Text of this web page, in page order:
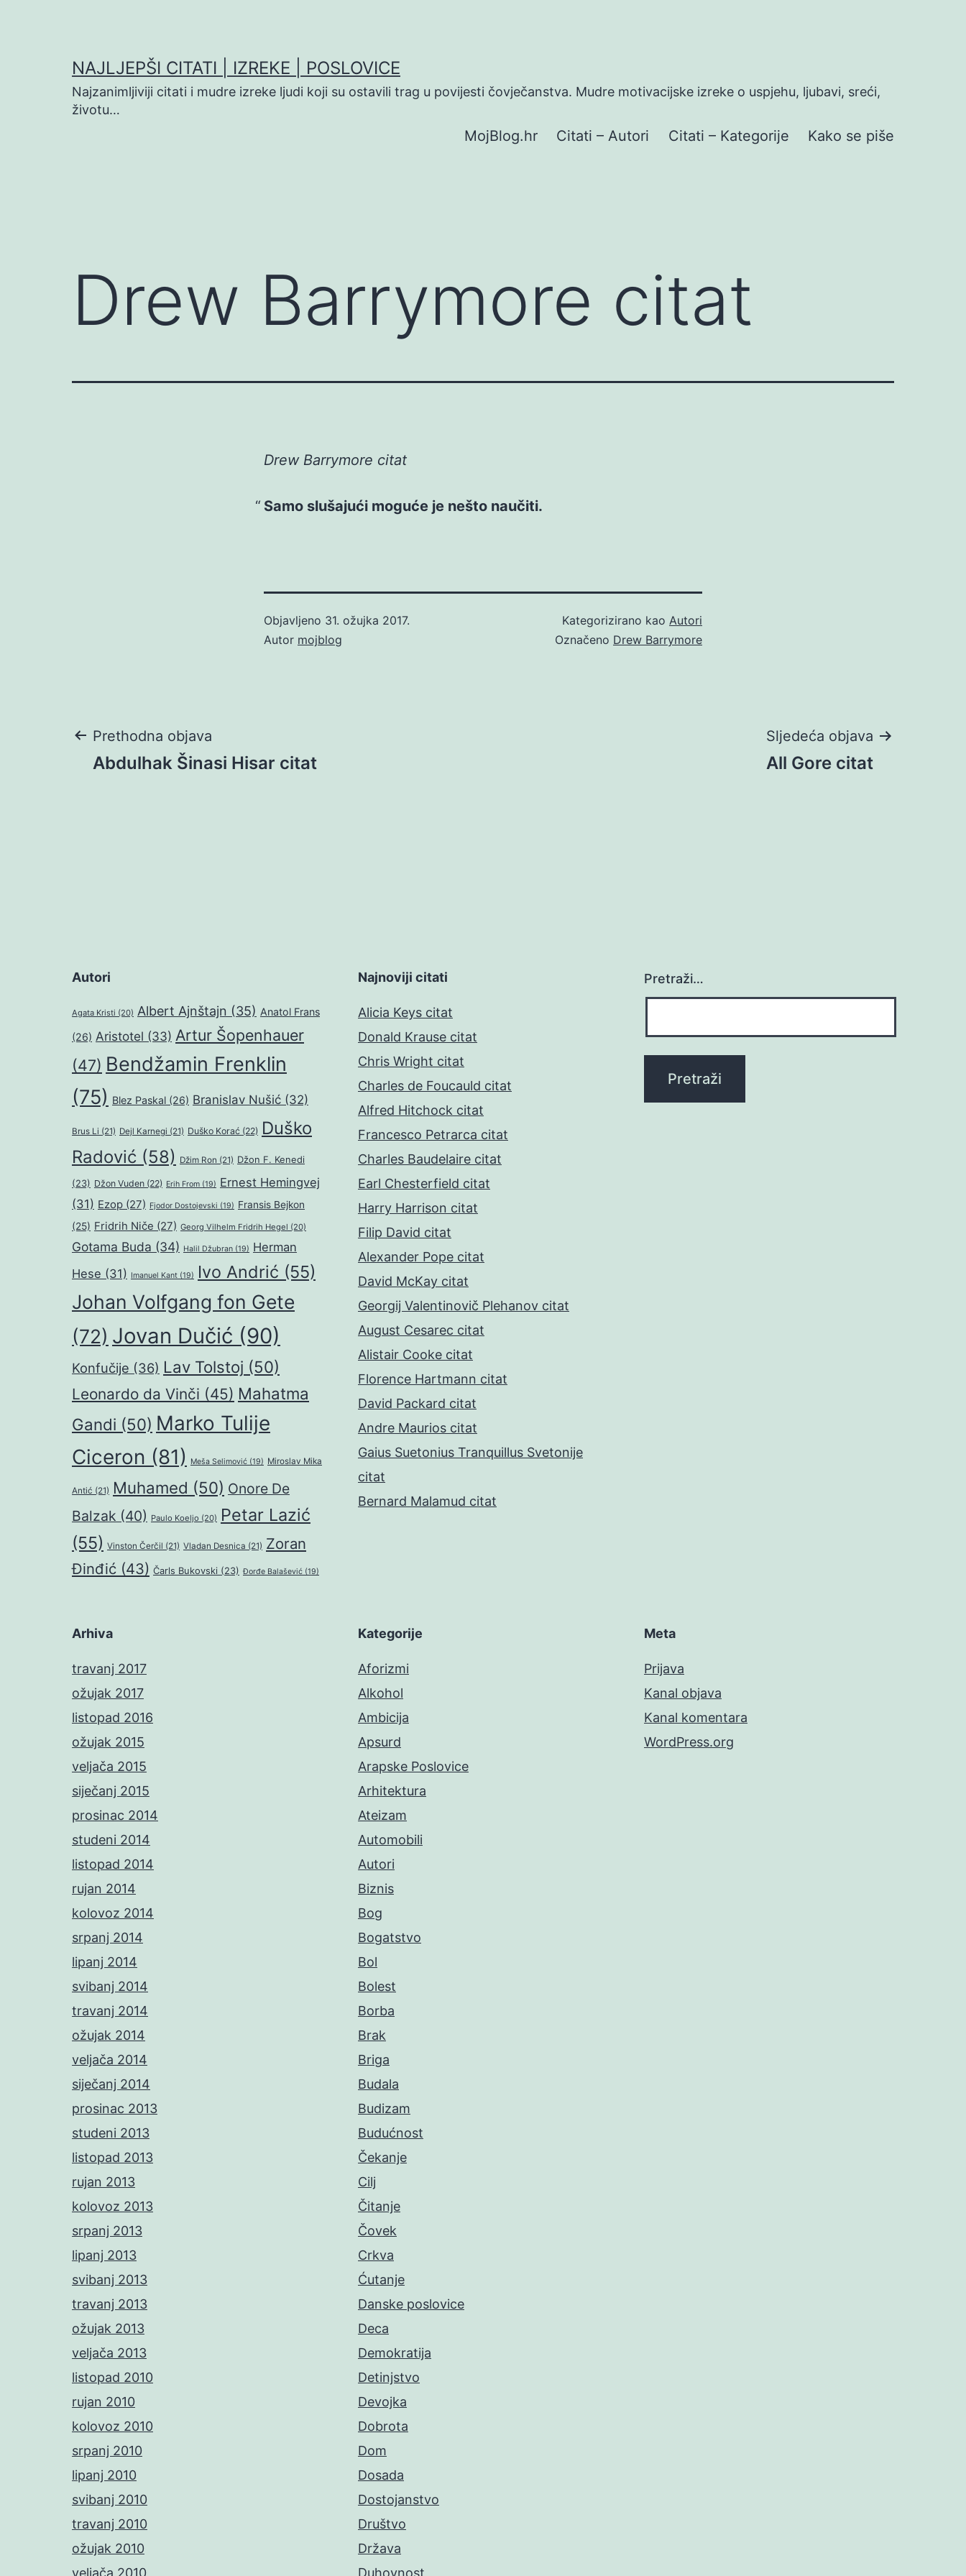
NAJLJEPŠI CITATI | IZREKE | POSLOVICE
Najzanimljiviji citati i mudre izreke ljudi koji su ostavili trag u povijesti čovječanstva. Mudre motivacijske izreke o uspjehu, ljubavi, sreći,
životu…
MojBlog.hr Citati – Autori Citati – Kategorije Kako se piše
Drew Barrymore citat
Drew Barrymore citat
Samo slušajući moguće je nešto naučiti.
Objavljeno 31. ožujka 2017.
Autor mojblog
Kategorizirano kao Autori
Označeno Drew Barrymore
Navigacija
Prethodna objava
Abdulhak Šinasi Hisar citat
Sljedeća objava
All Gore citat
Autori
Agata Kristi (20) Albert Ajnštajn (35) Anatol Frans
(26) Aristotel (33) Artur Šopenhauer
(47) Bendžamin Frenklin
(75) Blez Paskal (26) Branislav Nušić (32)
Brus Li (21) Dejl Karnegi (21) Duško Korać (22) Duško
Radović (58) Džim Ron (21) Džon F. Kenedi
(23) Džon Vuden (22) Erih From (19) Ernest Hemingvej
(31) Ezop (27) Fjodor Dostojevski (19) Fransis Bejkon
(25) Fridrih Niče (27) Georg Vilhelm Fridrih Hegel (20)
Gotama Buda (34) Halil Džubran (19) Herman
Hese (31) Imanuel Kant (19) Ivo Andrić (55)
Johan Volfgang fon Gete
(72) Jovan Dučić (90)
Konfučije (36) Lav Tolstoj (50)
Leonardo da Vinči (45) Mahatma
Gandi (50) Marko Tulije
Ciceron (81) Meša Selimović (19) Miroslav Mika
Antić (21) Muhamed (50) Onore De
Balzak (40) Paulo Koeljo (20) Petar Lazić
(55) Vinston Čerčil (21) Vladan Desnica (21) Zoran
Đinđić (43) Čarls Bukovski (23) Đorđe Balašević (19)
Najnoviji citati
Alicia Keys citat
Donald Krause citat
Chris Wright citat
Charles de Foucauld citat
Alfred Hitchock citat
Francesco Petrarca citat
Charles Baudelaire citat
Earl Chesterfield citat
Harry Harrison citat
Filip David citat
Alexander Pope citat
David McKay citat
Georgij Valentinovič Plehanov citat
August Cesarec citat
Alistair Cooke citat
Florence Hartmann citat
David Packard citat
Andre Maurios citat
Gaius Suetonius Tranquillus Svetonije
citat
Bernard Malamud citat
Pretraži…
Arhiva
travanj 2017
ožujak 2017
listopad 2016
ožujak 2015
veljača 2015
siječanj 2015
prosinac 2014
studeni 2014
listopad 2014
rujan 2014
kolovoz 2014
srpanj 2014
lipanj 2014
svibanj 2014
travanj 2014
ožujak 2014
veljača 2014
siječanj 2014
prosinac 2013
studeni 2013
listopad 2013
rujan 2013
kolovoz 2013
srpanj 2013
lipanj 2013
svibanj 2013
travanj 2013
ožujak 2013
veljača 2013
listopad 2010
rujan 2010
kolovoz 2010
srpanj 2010
lipanj 2010
svibanj 2010
travanj 2010
ožujak 2010
veljača 2010
Kategorije
Aforizmi
Alkohol
Ambicija
Apsurd
Arapske Poslovice
Arhitektura
Ateizam
Automobili
Autori
Biznis
Bog
Bogatstvo
Bol
Bolest
Borba
Brak
Briga
Budala
Budizam
Budućnost
Čekanje
Cilj
Čitanje
Čovek
Crkva
Ćutanje
Danske poslovice
Deca
Demokratija
Detinjstvo
Devojka
Dobrota
Dom
Dosada
Dostojanstvo
Društvo
Država
Duhovnost
Meta
Prijava
Kanal objava
Kanal komentara
WordPress.org